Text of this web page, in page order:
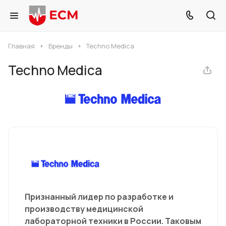
Главная Бренды Techno Medica
Techno Medica
Признанный лидер по разработке и
производству медицинской
лабораторной техники в России. Таковым